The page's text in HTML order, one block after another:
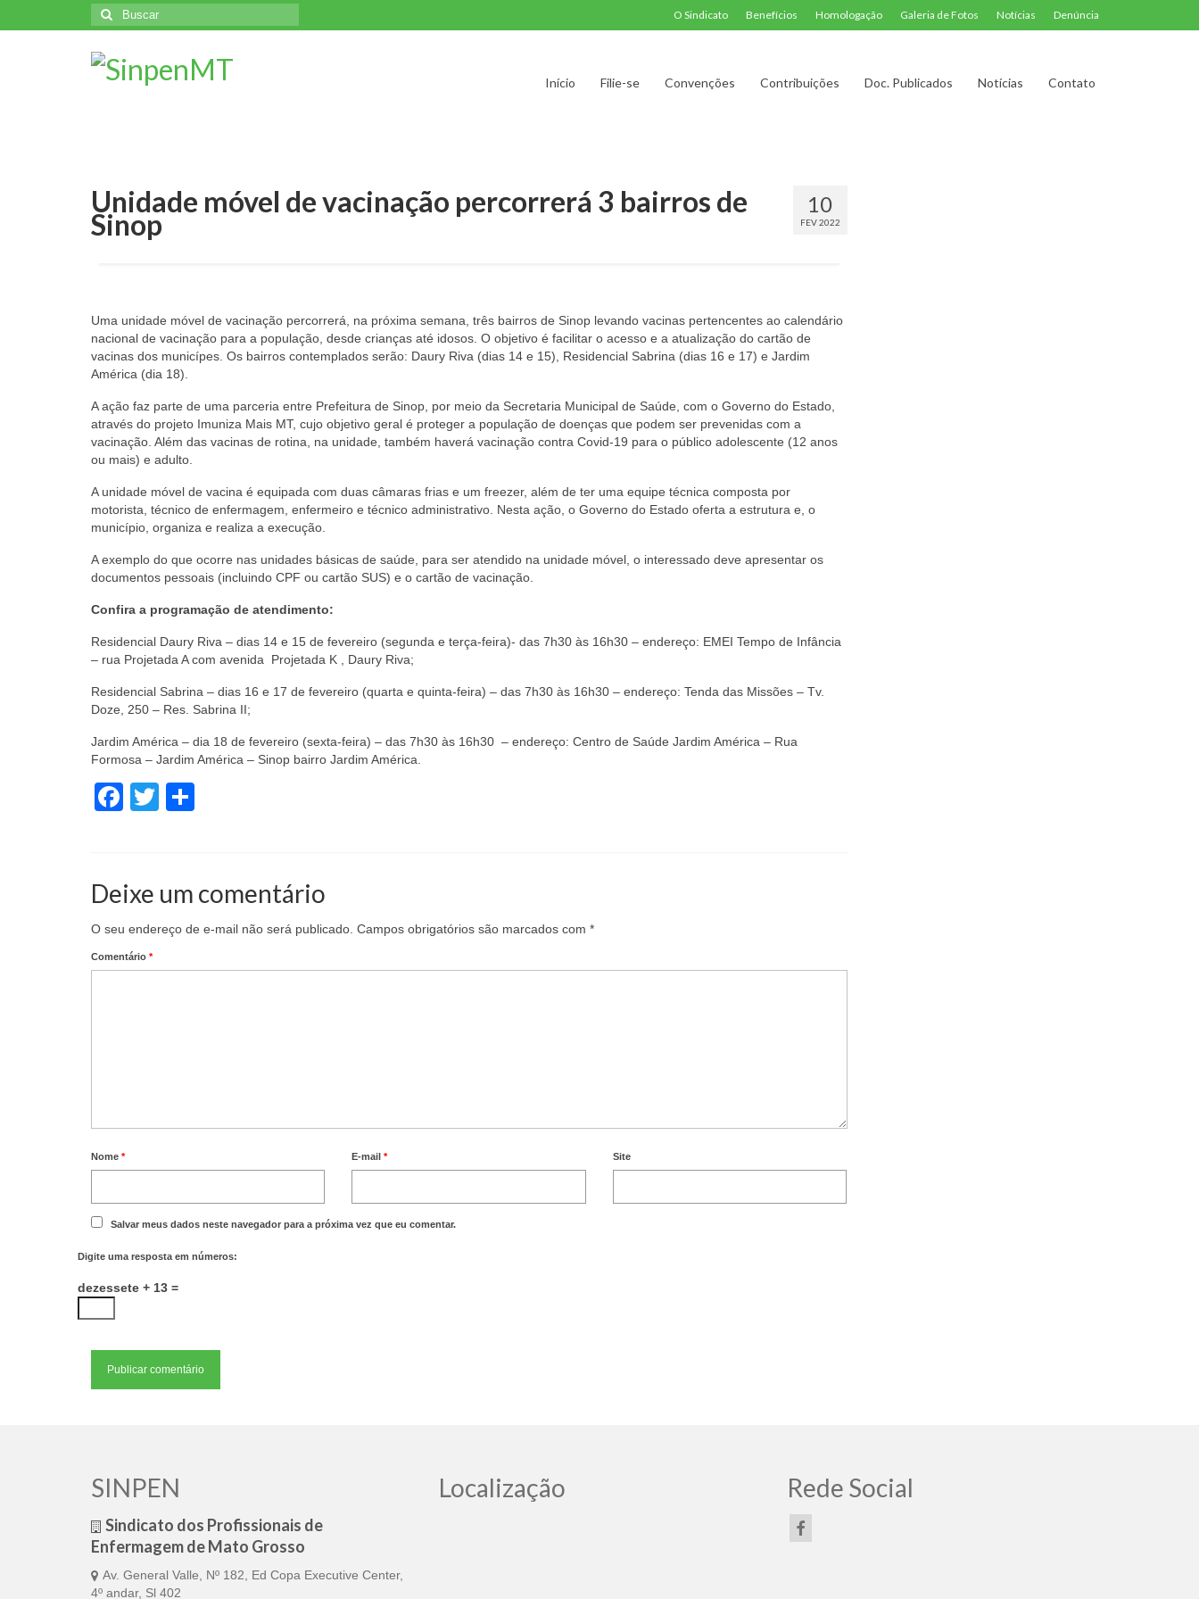
O Sindicato Benefícios Homologação Galeria de Fotos Notícias Denúncia
Buscar
por:
Início Filie-se Convenções Contribuições Doc. Publicados Notícias Contato
10
FEV 2022
Unidade móvel de vacinação percorrerá 3 bairros de
Sinop
Uma unidade móvel de vacinação percorrerá, na próxima semana, três bairros de Sinop levando vacinas pertencentes ao calendário
nacional de vacinação para a população, desde crianças até idosos. O objetivo é facilitar o acesso e a atualização do cartão de
vacinas dos municípes. Os bairros contemplados serão: Daury Riva (dias 14 e 15), Residencial Sabrina (dias 16 e 17) e Jardim
América (dia 18).
A ação faz parte de uma parceria entre Prefeitura de Sinop, por meio da Secretaria Municipal de Saúde, com o Governo do Estado,
através do projeto Imuniza Mais MT, cujo objetivo geral é proteger a população de doenças que podem ser prevenidas com a
vacinação. Além das vacinas de rotina, na unidade, também haverá vacinação contra Covid-19 para o público adolescente (12 anos
ou mais) e adulto.
A unidade móvel de vacina é equipada com duas câmaras frias e um freezer, além de ter uma equipe técnica composta por
motorista, técnico de enfermagem, enfermeiro e técnico administrativo. Nesta ação, o Governo do Estado oferta a estrutura e, o
município, organiza e realiza a execução.
A exemplo do que ocorre nas unidades básicas de saúde, para ser atendido na unidade móvel, o interessado deve apresentar os
documentos pessoais (incluindo CPF ou cartão SUS) e o cartão de vacinação.
Confira a programação de atendimento:
Residencial Daury Riva – dias 14 e 15 de fevereiro (segunda e terça-feira)- das 7h30 às 16h30 – endereço: EMEI Tempo de Infância
– rua Projetada A com avenida Projetada K , Daury Riva;
Residencial Sabrina – dias 16 e 17 de fevereiro (quarta e quinta-feira) – das 7h30 às 16h30 – endereço: Tenda das Missões – Tv.
Doze, 250 – Res. Sabrina II;
Jardim América – dia 18 de fevereiro (sexta-feira) – das 7h30 às 16h30 – endereço: Centro de Saúde Jardim América – Rua
Formosa – Jardim América – Sinop bairro Jardim América.
Facebook
Twitter
Deixe um comentário
O seu endereço de e-mail não será publicado. Campos obrigatórios são marcados com *
Comentário *
Nome * E-mail* Site
Salvar meus dados neste navegador para a próxima vez que eu comentar.
Digite uma resposta em números:
dezessete + 13 =
SINPEN
Sindicato dos Profissionais de
Enfermagem de Mato Grosso
Av. General Valle, Nº 182, Ed Copa Executive Center,
4º andar, Sl 402
Localização Rede Social